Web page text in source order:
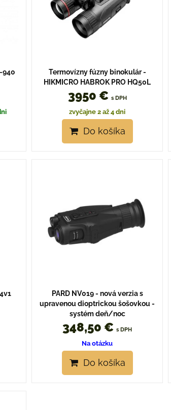
940
Termovízny fúzny binokulár -
HIKMICRO HABROK PRO HQ50L
3950 € s DPH
zvyčajne 2 až 4 dni
Do košíka
PARD NV019 - nová verzia s
upravenou dioptrickou šošovkou -
systém deň/noc
348,50 €s DPH
Na otázku
Do košíka